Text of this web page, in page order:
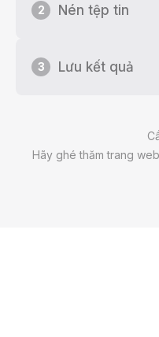
Hãy ghé thăm trang
2 Nén tệp tin
3 Lưu kết quả